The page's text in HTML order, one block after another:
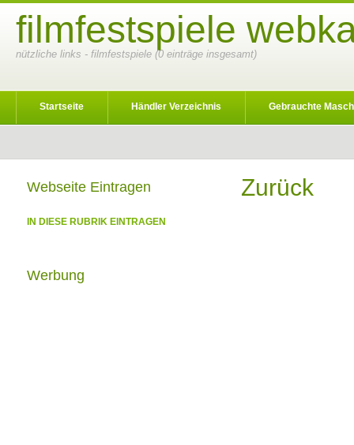
filmfestspiele
nützliche links - filmfestspiele (0 einträge insgesamt)
Startseite Händler Verzeichnis Gebrauchte
Zurück
Webseite Eintragen
IN DIESE RUBRIK EINTRAGEN
Werbung